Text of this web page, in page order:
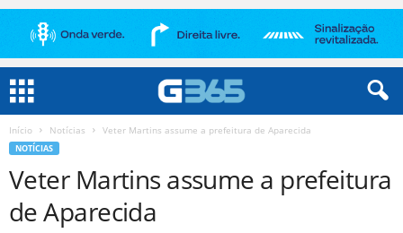
Início Notícias Veter Martins assume a prefeitura de Aparecida
NOTÍCIAS
Veter Martins assume a prefeitura
de Aparecida